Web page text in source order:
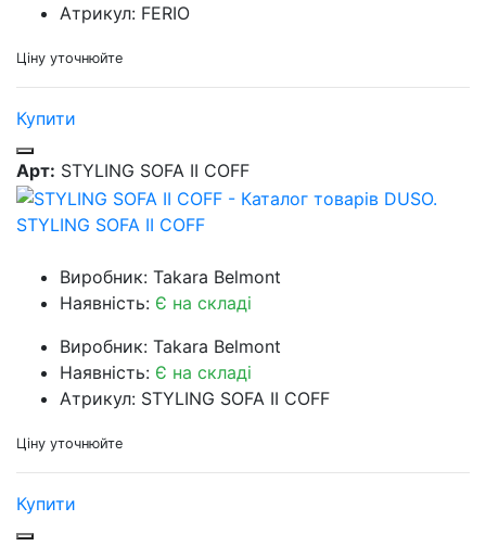
Атрикул: FERIO
Ціну уточнюйте
Купити
Арт: STYLING SOFA II COFF
STYLING SOFA II COFF
Виробник: Takara Belmont
Наявність: Є на складі
Виробник: Takara Belmont
Наявність: Є на складі
Атрикул: STYLING SOFA II COFF
Ціну уточнюйте
Купити